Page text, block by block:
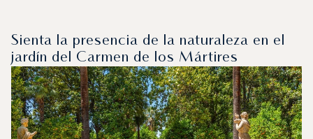
Sienta la presencia de la naturaleza en el
jardín del Carmen de los Mártires